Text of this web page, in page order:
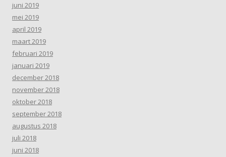
juni 2019
mei 2019
april 2019
maart 2019
februari 2019
januari 2019
december 2018
november 2018
oktober 2018
september 2018
augustus 2018
juli 2018
juni 2018